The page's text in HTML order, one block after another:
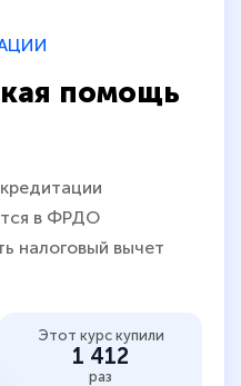
помощь
в ФРДО
налоговый вычет
Этот курс купили
1 412
раз